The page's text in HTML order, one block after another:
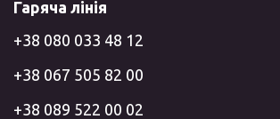
Гаряча лінія
+38 080 033 48 12
+38 067 505 82 00
+38 089 522 00 02